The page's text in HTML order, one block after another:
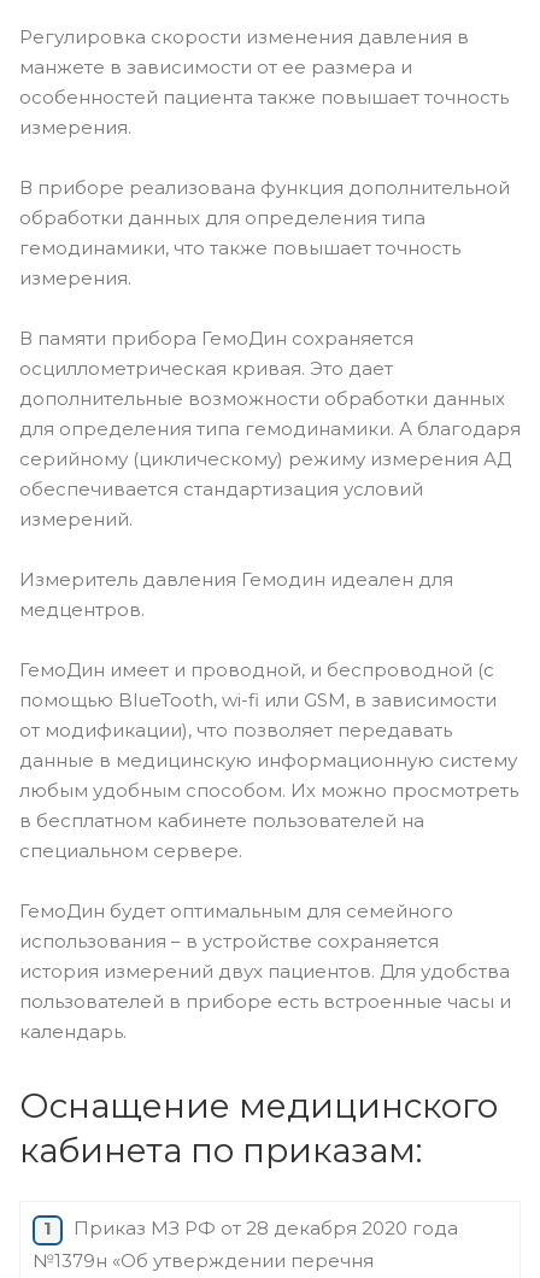
Регулировка скорости изменения давления в
манжете в зависимости от ее размера и
особенностей пациента также повышает точность
измерения.
В приборе реализована функция дополнительной
обработки данных для определения типа
гемодинамики, что также повышает точность
измерения.
В памяти прибора ГемоДин сохраняется
осциллометрическая кривая. Это дает
дополнительные возможности обработки данных
для определения типа гемодинамики. А благодаря
серийному (циклическому) режиму измерения АД
обеспечивается стандартизация условий
измерений.
Измеритель давления Гемодин идеален для
медцентров.
ГемоДин имеет и проводной, и беспроводной (с
помощью BlueTooth, wi-fi или GSM, в зависимости
от модификации), что позволяет передавать
данные в медицинскую информационную систему
любым удобным способом. Их можно просмотреть
в бесплатном кабинете пользователей на
специальном сервере.
ГемоДин будет оптимальным для семейного
использования – в устройстве сохраняется
история измерений двух пациентов. Для удобства
пользователей в приборе есть встроенные часы и
календарь.
Оснащение медицинского
кабинета по приказам:
Приказ МЗ РФ от 28 декабря 2020 года
№1379н «Об утверждении перечня